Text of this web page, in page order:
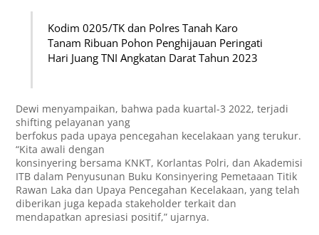
Kodim 0205/TK dan Polres Tanah Karo
Tanam Ribuan Pohon Penghijauan Peringati
Hari Juang TNI Angkatan Darat Tahun 2023
Dewi menyampaikan, bahwa pada kuartal-3 2022, terjadi
shifting pelayanan yang
berfokus pada upaya pencegahan kecelakaan yang terukur.
“Kita awali dengan
konsinyering bersama KNKT, Korlantas Polri, dan Akademisi
ITB dalam Penyusunan Buku Konsinyering Pemetaaan Titik
Rawan Laka dan Upaya Pencegahan Kecelakaan, yang telah
diberikan juga kepada stakeholder terkait dan
mendapatkan apresiasi positif,” ujarnya.